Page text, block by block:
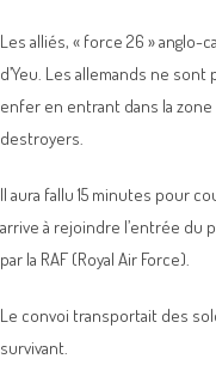
Les alliés, « force 26 » anglo-
d’Yeu. Les allemands ne
enfer en entrant dans la
destroyers.
Il aura fallu 15 minutes pour
arrive à rejoindre l’entrée du
par la RAF (Royal Air Force).
Le convoi transportait des
survivant.